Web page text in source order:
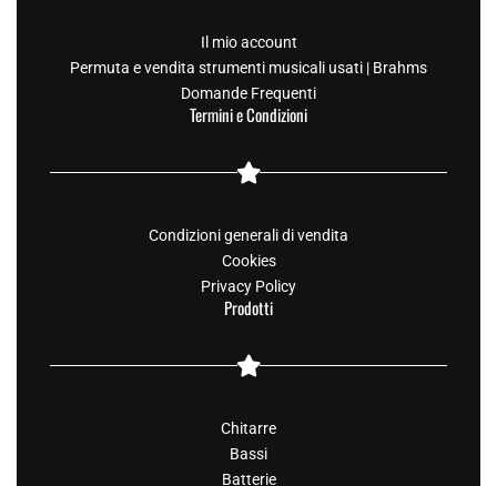
Il mio account
Permuta e vendita strumenti musicali usati | Brahms
Domande Frequenti
Termini e Condizioni
Condizioni generali di vendita
Cookies
Privacy Policy
Prodotti
Chitarre
Bassi
Batterie